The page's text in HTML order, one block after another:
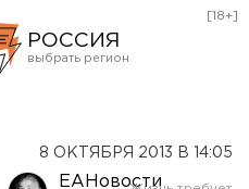
РОССИЯ
[18+]
8 ОКТЯБРЯ 2013 В 14:05
ЕАНовости